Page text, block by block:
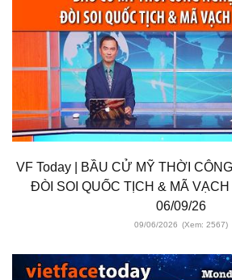
VF Today | BẦU CỬ MỸ THỜI
ĐÒI SOI QUỐC TỊCH & MÃ VẠCH
06/09/26
09/06/2026 (Xem: 2567)